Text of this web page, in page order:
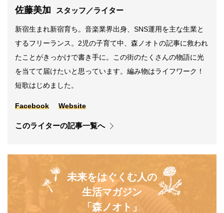
佐藤美加 スタッフ／ライター
新宿生まれ新宿育ち。音楽業界出身、SNS運用を主な生業と
するフリーランス。2児の子育て中、森ノオトの記事に救われ
たことがきっかけで書き手に。この街のたくさんの物語に光
を当てて届けたいと思っています。編み物はライフワーク！
短歌はじめました。
Facebook Website
このライターの記事一覧へ
未来をはぐくむ人の
生活マガジン
「森ノオト」